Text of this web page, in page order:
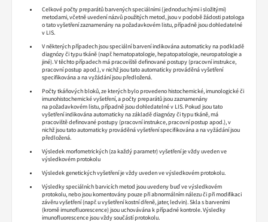
Celkové počty preparátů barvených speciálními (jednoduchými i složitými)
metodami, včetně uvedení názvů použitých metod, jsou v podobě žádosti patologa
o tato vyšetření zaznamenány na požadavkovém listu, případně jsou dohledatelné
v LIS.
V některých případech jsou speciální barvení indikována automaticky na podkladě
diagnózy či typu tkáně (např. hematopatologie, hepatopatologie, neuropatologie a
jiné). V těchto případech má pracoviště definované postupy (pracovní instrukce,
pracovní postup apod.), v nichž jsou tato automaticky prováděná vyšetření
specifikována a na vyžádání jsou předložená.
Počty tkáňových bloků, ze kterých bylo provedeno histochemické, imunologické či
imunohistochemické vyšetření, a počty preparátů jsou zaznamenány
na požadavkovém listu, případně jsou dohledatelné v LIS. Pokud jsou tato
vyšetření indikována automaticky na základě diagnózy či typu tkáně, má
pracoviště definované postupy (pracovní instrukce, pracovní postup apod.), v
nichž jsou tato automaticky prováděná vyšetření specifikována a na vyžádání jsou
předložená.
Výsledek morfometrických (za každý parametr) vyšetření je vždy uveden ve
výsledkovém protokolu
Výsledek genetických vyšetření je vždy uveden ve výsledkovém protokolu.
Výsledky speciálních barvicích metod jsou uvedeny buď ve výsledkovém
protokolu, nebo jsou komentovány pouze při abnormálním nálezu či při modifikaci
závěru vyšetření (např. u vyšetření kostní dřeně, jater, ledvin). Skla s barveními
(kromě imunofluorescence) jsou uchovávána k případné kontrole. Výsledky
imunofluorescence jsou vždy součástí protokolu.